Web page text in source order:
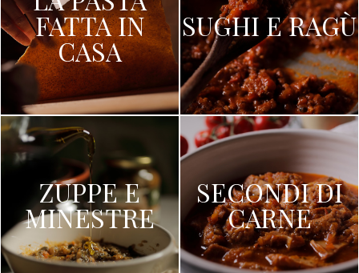
FATTA IN
CASA
SUGHI E RAGÙ
ZUPPE E
MINESTRE
SECONDI DI
CARNE